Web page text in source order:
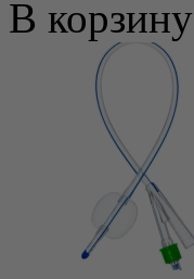
В корзину